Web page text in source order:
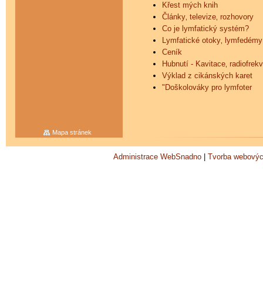
Křest mých knih
Články‚ televize‚ rozhovory
Co je lymfatický systém?
Lymfatické otoky‚ lymfedémy
Ceník
Hubnutí - Kavitace‚
Výklad z cikánských karet
"Doškolováky pro lymfoter
Mapa stránek
Administrace WebSnadno Tvorba